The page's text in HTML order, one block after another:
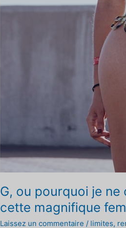
G, ou pourquoi je
cette magnifique
Laissez un commentaire / limites,